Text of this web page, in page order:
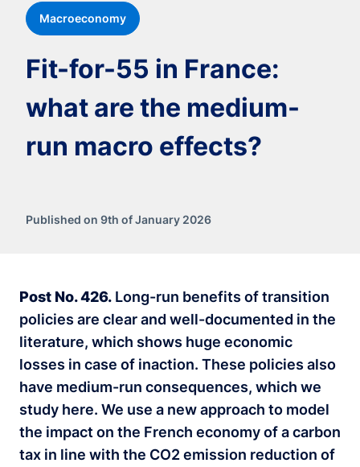
Macroeconomy
Fit-for-55 in France:
what are the medium-
run macro effects?
Published on 9th of January 2026
Post No. 426. Long-run benefits of transition
policies are clear and well-documented in the
literature, which shows huge economic
losses in case of inaction. These policies also
have medium-run consequences, which we
study here. We use a new approach to model
the impact on the French economy of a carbon
tax in line with the CO2 emission reduction of